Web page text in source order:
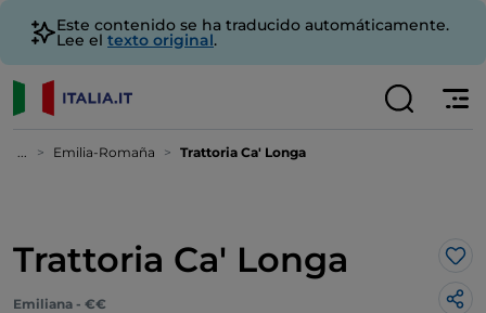
Este contenido se ha traducido automáticamente.
Lee el texto original.
... Emilia-Romaña Trattoria Ca' Longa
Trattoria Ca' Longa Me
Emiliana - €€